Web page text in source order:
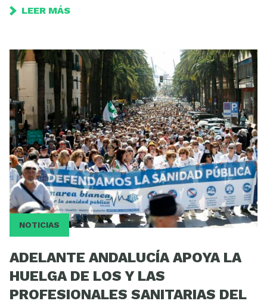
LEER MÁS
NOTICIAS
ADELANTE ANDALUCÍA APOYA LA
HUELGA DE LOS Y LAS
PROFESIONALES SANITARIAS DEL